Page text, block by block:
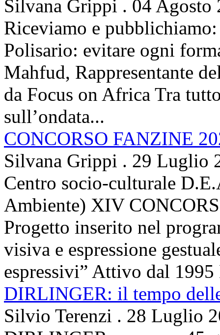
Silvana Grippi . 04 Agosto
Riceviamo e
Polisario: evitare ogni
Mahfud, Rappresentante
da Focus on Africa Tra
sull’ondata...
CONCORSO FANZINE
Silvana Grippi . 29 Luglio
Centro socio-culturale
Ambiente) XIV
Progetto inserito nel
visiva e espressione
espressivi” Attivo dal 1995
DIRLINGER: il tempo
Silvio Terenzi . 28 Luglio